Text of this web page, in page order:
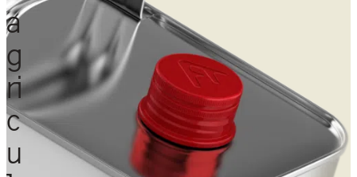
a
g
ri
c
u